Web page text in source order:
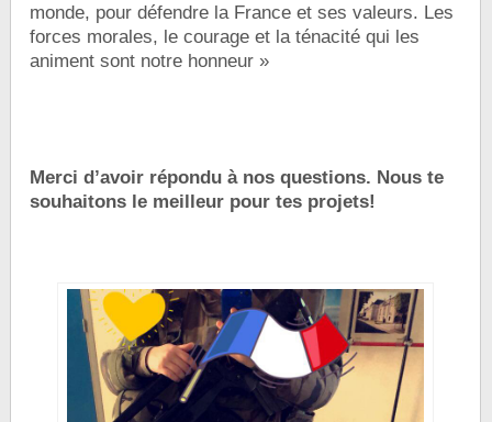
monde, pour défendre la France et ses valeurs. Les
forces morales, le courage et la ténacité qui les
animent sont notre honneur »
Merci d’avoir répondu à nos questions. Nous te
souhaitons le meilleur pour tes projets!